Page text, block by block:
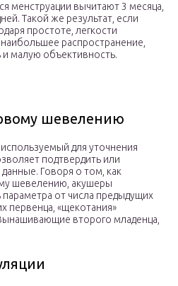
менструации вычитают 3 месяца,
Такой же результат, если
простоте, легкости
распространение,
и малую объективность.
шевелению
для уточнения
подтвердить или
Говоря о том, как
шевелению, акушеры
от числа предыдущих
первенца, «щекотания»
второго младенца,